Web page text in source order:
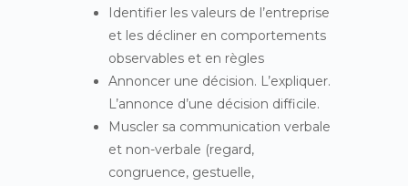
Identifier les valeurs de l’entreprise
et les décliner en comportements
observables et en règles
Annoncer une décision. L’expliquer.
L’annonce d’une décision difficile.
Muscler sa communication verbale
et non-verbale (regard,
congruence, gestuelle,